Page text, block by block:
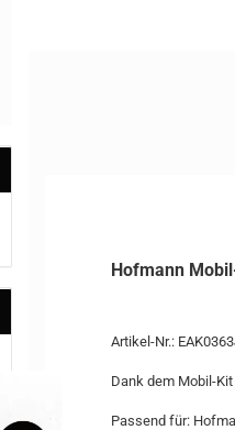
Hofmann
Artikel-Nr.:
Dank dem Mobil-
Passend für: